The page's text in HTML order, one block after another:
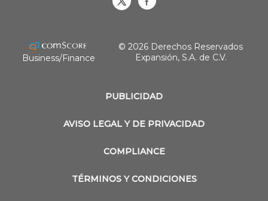
PUBLICIDAD
AVISO LEGAL Y DE PRIVACIDAD
COMPLIANCE
TÉRMINOS Y CONDICIONES
Business/Finance
© 2026 Derechos Reservados
Expansión, S.A. de C.V.